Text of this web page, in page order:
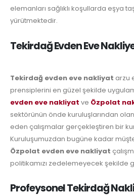
elemanları sağlıklı koşullarda eşya
yürütmektedir.
Tekirdağ Evden Eve
Tekirdağ evden eve nakliyat arzu
prensiplerini en güzel şekilde
evden eve nakliyat ve Özpolat
sektörünün önde kuruluşlarından
eden çalışmalar gerçekleştiren bir
Kuruluşumuzdan bugüne kadar
Özpolat evden eve nakliyat
politikamızı zedelemeyecek şekilde
Profeysonel Tekirdağ